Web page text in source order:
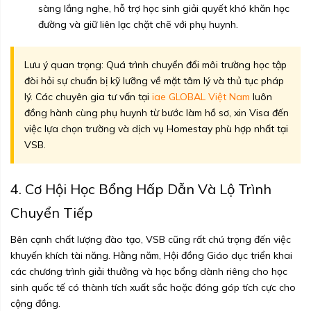
sàng lắng nghe, hỗ trợ học sinh giải quyết khó khăn học
đường và giữ liên lạc chặt chẽ với phụ huynh.
Lưu ý quan trọng: Quá trình chuyển đổi môi trường học tập
đòi hỏi sự chuẩn bị kỹ lưỡng về mặt tâm lý và thủ tục pháp
lý. Các chuyên gia tư vấn tại iae GLOBAL Việt Nam luôn
đồng hành cùng phụ huynh từ bước làm hồ sơ, xin Visa đến
việc lựa chọn trường và dịch vụ Homestay phù hợp nhất tại
VSB.
4. Cơ Hội Học Bổng Hấp Dẫn Và Lộ Trình
Chuyển Tiếp
Bên cạnh chất lượng đào tạo, VSB cũng rất chú trọng đến việc
khuyến khích tài năng. Hằng năm, Hội đồng Giáo dục triển khai
các chương trình giải thưởng và học bổng dành riêng cho học
sinh quốc tế có thành tích xuất sắc hoặc đóng góp tích cực cho
cộng đồng.